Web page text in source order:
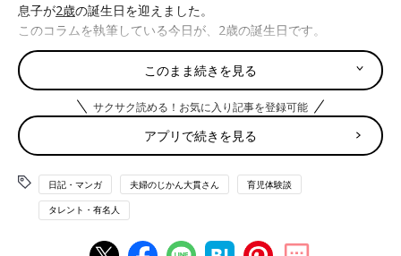
息子が2歳の誕生日を迎えました。
このコラムを執筆している今日が、2歳の誕生日です。
2歳というと、まだまだ子どもというか赤ちゃんというか…とに
かく幼い感じですが、息子が生まれてから、まだ2年しか経って
いないのか…！と考えると、何とも不思議な感じがします。
というのも、私たち夫婦はお付き合い期間が10年くらいありまし
そこから結婚して息子が生まれ…夫婦としては15年程の時間が経
過しております。
すが、この2年間が濃密過ぎて、むしろ夫婦二人だけで過ごして
このまま続きを見る
サクサク読める！お気に入り記事を登録可能
アプリで続きを見る
日記・マンガ 夫婦のじかん大貫さん 育児体験談
タレント・有名人